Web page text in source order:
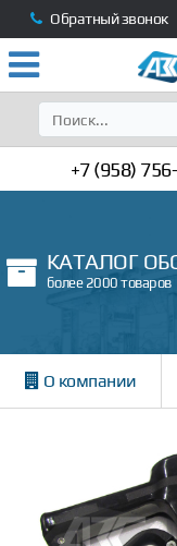
Обратный звонок
+7 (958)
КАТАЛОГ
более 2000 товаров
О компании